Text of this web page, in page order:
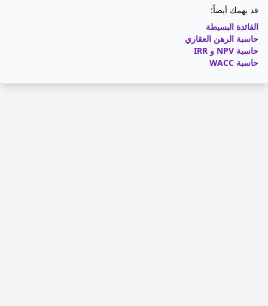
قد يهمك أيضاً:
الفائدة البسيطة
حاسبة الرهن العقاري
حاسبة NPV و IRR
حاسبة WACC